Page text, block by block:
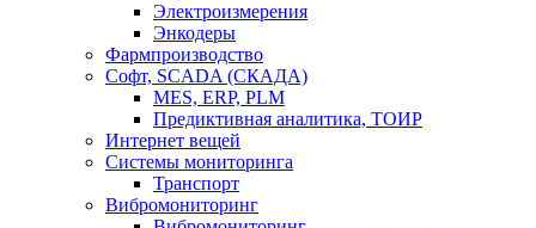
Электроизмерения
Энкодеры
Фармпроизводство
Софт, SCADA (СКАДА)
MES, ERP, PLM
Предиктивная аналитика, ТОИР
Интернет вещей
Системы мониторинга
Транспорт
Вибромониторинг